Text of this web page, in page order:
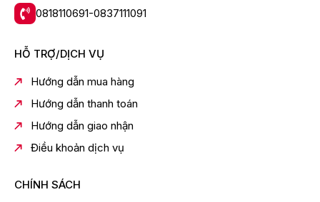
VRR Yes
Super Ultra Wide Game View Yes
Mini Map Zoom Yes
FreeSync FreeSync Premium Pro
Light-sync Yes (SG only)
HGiG Yes
Tuner/Broadcasting
0818110691-0837111091
HỖ TRỢ/DỊCH VỤ
Hướng dẫn mua hàng
Hướng dẫn thanh toán
Hướng dẫn giao nhận
Điều khoản dịch vụ
CHÍNH SÁCH